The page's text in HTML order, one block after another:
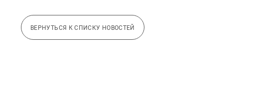
ВЕРНУТЬСЯ К СПИСКУ НОВОСТЕЙ